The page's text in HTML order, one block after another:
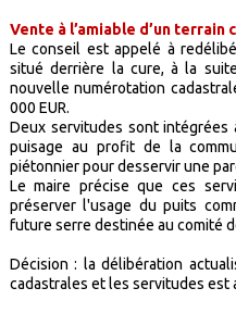
Vente à l’amiable d’un terrain
Le conseil est appelé à
situé derrière la cure, à la
nouvelle numérotation
000 EUR.
Deux servitudes sont
puisage au profit de la
piétonnier pour desservir une
Le maire précise que ces
préserver l'usage du puits
future serre destinée au comité
Décision : la délibération
cadastrales et les servitudes est